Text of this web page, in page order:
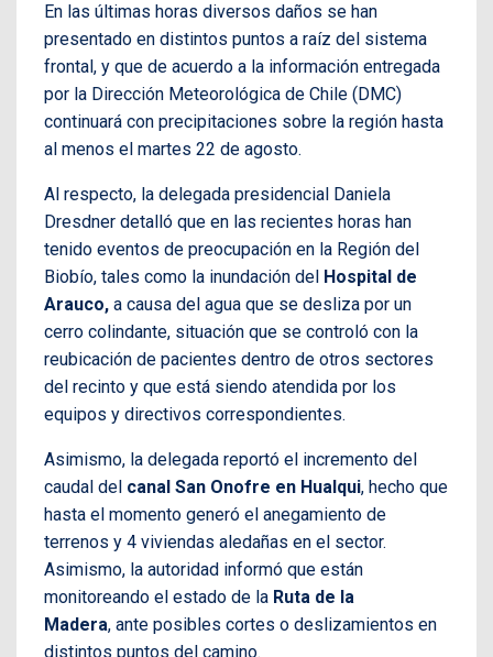
En las últimas horas diversos daños se han
presentado en distintos puntos a raíz del sistema
frontal, y que de acuerdo a la información entregada
por la Dirección Meteorológica de Chile (DMC)
continuará con precipitaciones sobre la región hasta
al menos el martes 22 de agosto.
Al respecto, la delegada presidencial Daniela
Dresdner detalló que en las recientes horas han
tenido eventos de preocupación en la Región del
Biobío, tales como la inundación del Hospital de
Arauco, a causa del agua que se desliza por un
cerro colindante, situación que se controló con la
reubicación de pacientes dentro de otros sectores
del recinto y que está siendo atendida por los
equipos y directivos correspondientes.
Asimismo, la delegada reportó el incremento del
caudal del canal San Onofre en Hualqui, hecho que
hasta el momento generó el anegamiento de
terrenos y 4 viviendas aledañas en el sector.
Asimismo, la autoridad informó que están
monitoreando el estado de la Ruta de la
Madera, ante posibles cortes o deslizamientos en
distintos puntos del camino.